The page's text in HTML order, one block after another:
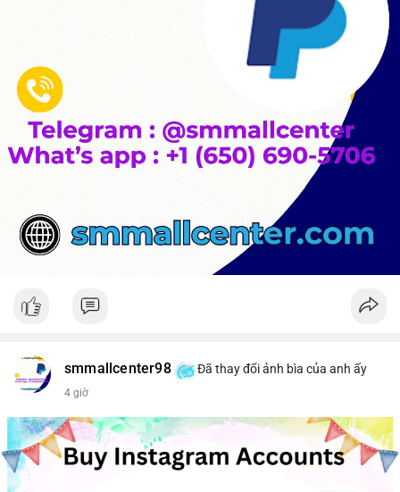
smmallcenter98 Đã thay đổi ảnh bìa của anh ấy
4 giờ